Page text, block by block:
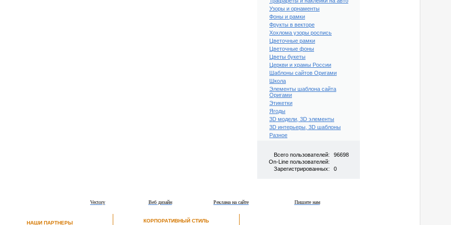
Узоры и орнаменты
Фоны и рамки
Фрукты в векторе
Хохлома узоры роспись
Цветочные рамки
Цветочные фоны
Цветы букеты
Церкви и храмы России
Шаблоны сайтов Оригами
Школа
Элементы шаблона сайта
Оригами
Этикетки
Ягоды
3D модели, 3D элементы
3D интерьеры, 3D шаблоны
Разное
Всего пользователей:
96698
On-Line пользователей:
Зарегистрированных:
0
Пишите нам
Реклама на сайте
Веб дизайн
Vectory
НАШИ ПАРТНЕРЫ КОРПОРАТИВНЫЙ СТИЛЬ